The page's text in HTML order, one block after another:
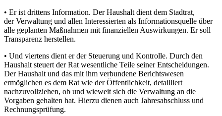
• Er ist drittens Information. Der Haushalt dient dem Stadtrat,
der Verwaltung und allen Interessierten als Informationsquelle über
alle geplanten Maßnahmen mit finanziellen Auswirkungen. Er soll
Transparenz herstellen.
• Und viertens dient er der Steuerung und Kontrolle. Durch den
Haushalt steuert der Rat wesentliche Teile seiner Entscheidungen.
Der Haushalt und das mit ihm verbundene Berichtswesen
ermöglichen es dem Rat wie der Öffentlichkeit, detailliert
nachzuvollziehen, ob und wieweit sich die Verwaltung an die
Vorgaben gehalten hat. Hierzu dienen auch Jahresabschluss und
Rechnungsprüfung.